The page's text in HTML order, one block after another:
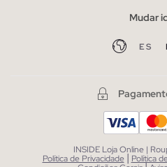
Mudar
ES
INSIDE Loja Online |
Política de Privacidade | Política